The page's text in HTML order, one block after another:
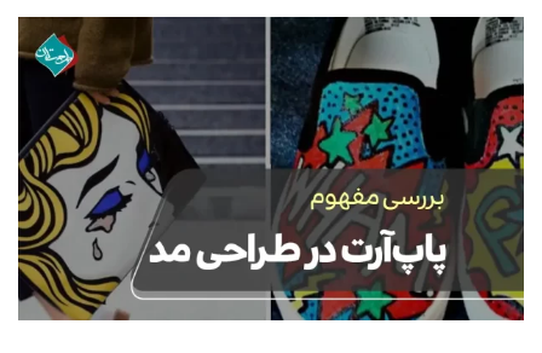
آموزش مجازی طراحی لباس
آموزش مجازی گرافیک
آموزش مجازی طراحی داخلی
نقاشی پاستل
نقاشی رنگ روغن
نقاشی آبرنگ
نقاشی کودک و نوجوان
طراحی سیاه قلم
خوشنویسی نستعلیق
خوشنویسی با خودکار
خط نقاشی